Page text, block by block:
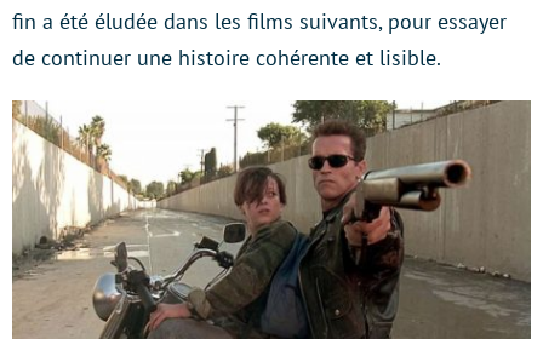
fin a été éludée dans les films suivants, pour essayer
de continuer une histoire cohérente et lisible.